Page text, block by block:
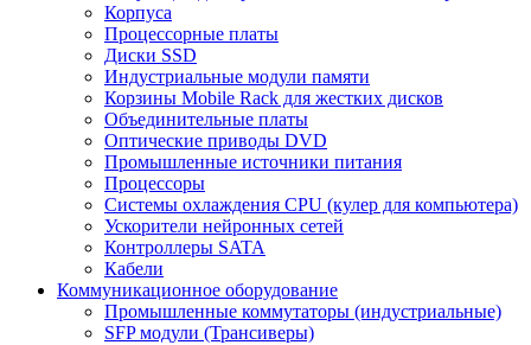
Корпуса
Процессорные платы
Диски SSD
Индустриальные модули памяти
Корзины Mobile Rack для жестких дисков
Объединительные платы
Оптические приводы DVD
Промышленные источники питания
Процессоры
Системы охлаждения CPU (кулер для компьютера)
Ускорители нейронных сетей
Контроллеры SATA
Кабели
Коммуникационное оборудование
Промышленные коммутаторы (индустриальные)
SFP модули (Трансиверы)